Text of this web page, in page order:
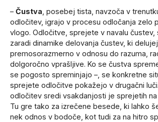
– Čustva , posebej tista, navzoča v
odločitev, igrajo v procesu odločanja zelo
vlogo. Odločitve, sprejete v navalu čustev,
zaradi dinamike delovanja čustev, ki
premosorazmerno v odnosu do razuma,
dolgoročno vprašljive. Ko se čustva
se pogosto spreminjajo –, se konkretne
sprejete odločitve pokažejo v drugačni
odločitev sredi vsakdanjosti je sprejetih
Tu gre tako za izrečene besede, ki lahko
nek odnos v bodoče, kot tudi za na hitro